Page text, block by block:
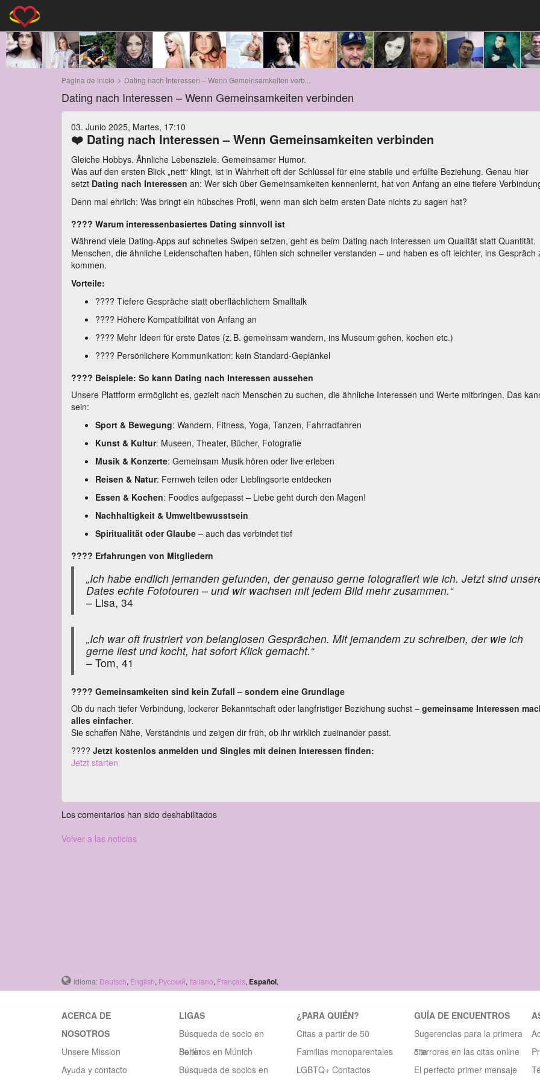
Página de inicio Dating nach Interessen – Wenn Gemeinsamkeiten verb...
Dating nach Interessen – Wenn Gemeinsamkeiten verbinden
03. Junio 2025, Martes, 17:10
❤️ Dating nach Interessen – Wenn Gemeinsamkeiten verbinden
Gleiche Hobbys. Ähnliche Lebensziele. Gemeinsamer Humor.
Was auf den ersten Blick „nett“ klingt, ist in Wahrheit oft der Schlüssel für eine stabile und erfüllte Beziehung. Genau hier
setzt Dating nach Interessen an: Wer sich über Gemeinsamkeiten kennenlernt, hat von Anfang an eine tiefere
Denn mal ehrlich: Was bringt ein hübsches Profil, wenn man sich beim ersten Date nichts zu sagen hat?
???? Warum interessenbasiertes Dating sinnvoll ist
Während viele Dating-Apps auf schnelles Swipen setzen, geht es beim Dating nach Interessen um Qualität statt Quantität.
Menschen, die ähnliche Leidenschaften haben, fühlen sich schneller verstanden – und haben es oft leichter, ins Gespräch
kommen.
Vorteile:
???? Tiefere Gespräche statt oberflächlichem Smalltalk
???? Höhere Kompatibilität von Anfang an
???? Mehr Ideen für erste Dates (z. B. gemeinsam wandern, ins Museum gehen, kochen etc.)
???? Persönlichere Kommunikation: kein Standard-Geplänkel
???? Beispiele: So kann Dating nach Interessen aussehen
Unsere Plattform ermöglicht es, gezielt nach Menschen zu suchen, die ähnliche Interessen und Werte mitbringen. Das
sein:
Sport & Bewegung: Wandern, Fitness, Yoga, Tanzen, Fahrradfahren
Kunst & Kultur: Museen, Theater, Bücher, Fotografie
Musik & Konzerte: Gemeinsam Musik hören oder live erleben
Reisen & Natur: Fernweh teilen oder Lieblingsorte entdecken
Essen & Kochen: Foodies aufgepasst – Liebe geht durch den Magen!
Nachhaltigkeit & Umweltbewusstsein
Spiritualität oder Glaube – auch das verbindet tief
???? Erfahrungen von Mitgliedern
„Ich habe endlich jemanden gefunden, der genauso gerne fotografiert wie ich. Jetzt sind
Dates echte Fototouren – und wir wachsen mit jedem Bild mehr zusammen.“
– Lisa, 34
„Ich war oft frustriert von belanglosen Gesprächen. Mit jemandem zu schreiben, der wie ich
gerne liest und kocht, hat sofort Klick gemacht.“
– Tom, 41
???? Gemeinsamkeiten sind kein Zufall – sondern eine Grundlage
Ob du nach tiefer Verbindung, lockerer Bekanntschaft oder langfristiger Beziehung suchst – gemeinsame Interessen
alles einfacher.
Sie schaffen Nähe, Verständnis und zeigen dir früh, ob ihr wirklich zueinander passt.
???? Jetzt kostenlos anmelden und Singles mit deinen Interessen finden:
Jetzt starten
Los comentarios han sido deshabilitados
Volver a las noticias
Idioma: Deutsch, English, Русский, Italiano, Français, Español,
ACERCA DE
NOSOTROS
Unsere Mission
Ayuda y contacto
LIGAS
Búsqueda de socio en
Berlín
Solteros en Múnich
Búsqueda de socios en
¿PARA QUIÉN?
Citas a partir de 50
Familias monoparentales
LGBTQ+ Contactos
GUÍA DE ENCUENTROS
Sugerencias para la primera
cita
5 errores en las citas online
El perfecto primer mensaje